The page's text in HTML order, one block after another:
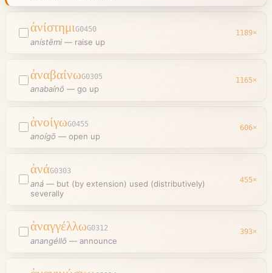
ἀνίστημιG0450
anístēmi — raise up
1189×
ἀναβαίνωG0305
anabaínō — go up
1165×
ἀνοίγωG0455
anoígō — open up
606×
ἀνάG0303
aná — but (by extension) used (distributively)
severally
455×
ἀναγγέλλωG0312
anangéllō — announce
393×